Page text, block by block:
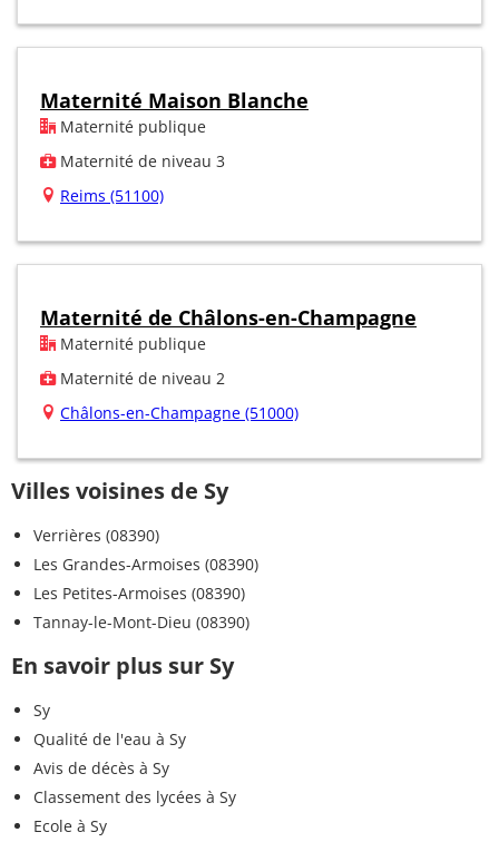
Maternité Maison Blanche
Maternité publique
Maternité de niveau 3
Reims (51100)
Maternité de Châlons-en-Champagne
Maternité publique
Maternité de niveau 2
Châlons-en-Champagne (51000)
Villes voisines de Sy
Verrières (08390)
Les Grandes-Armoises (08390)
Les Petites-Armoises (08390)
Tannay-le-Mont-Dieu (08390)
En savoir plus sur Sy
Sy
Qualité de l'eau à Sy
Avis de décès à Sy
Classement des lycées à Sy
Ecole à Sy